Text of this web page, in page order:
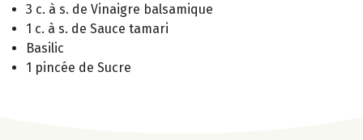
3 c. à s. de Vinaigre balsamique
1 c. à s. de Sauce tamari
Basilic
1 pincée de Sucre